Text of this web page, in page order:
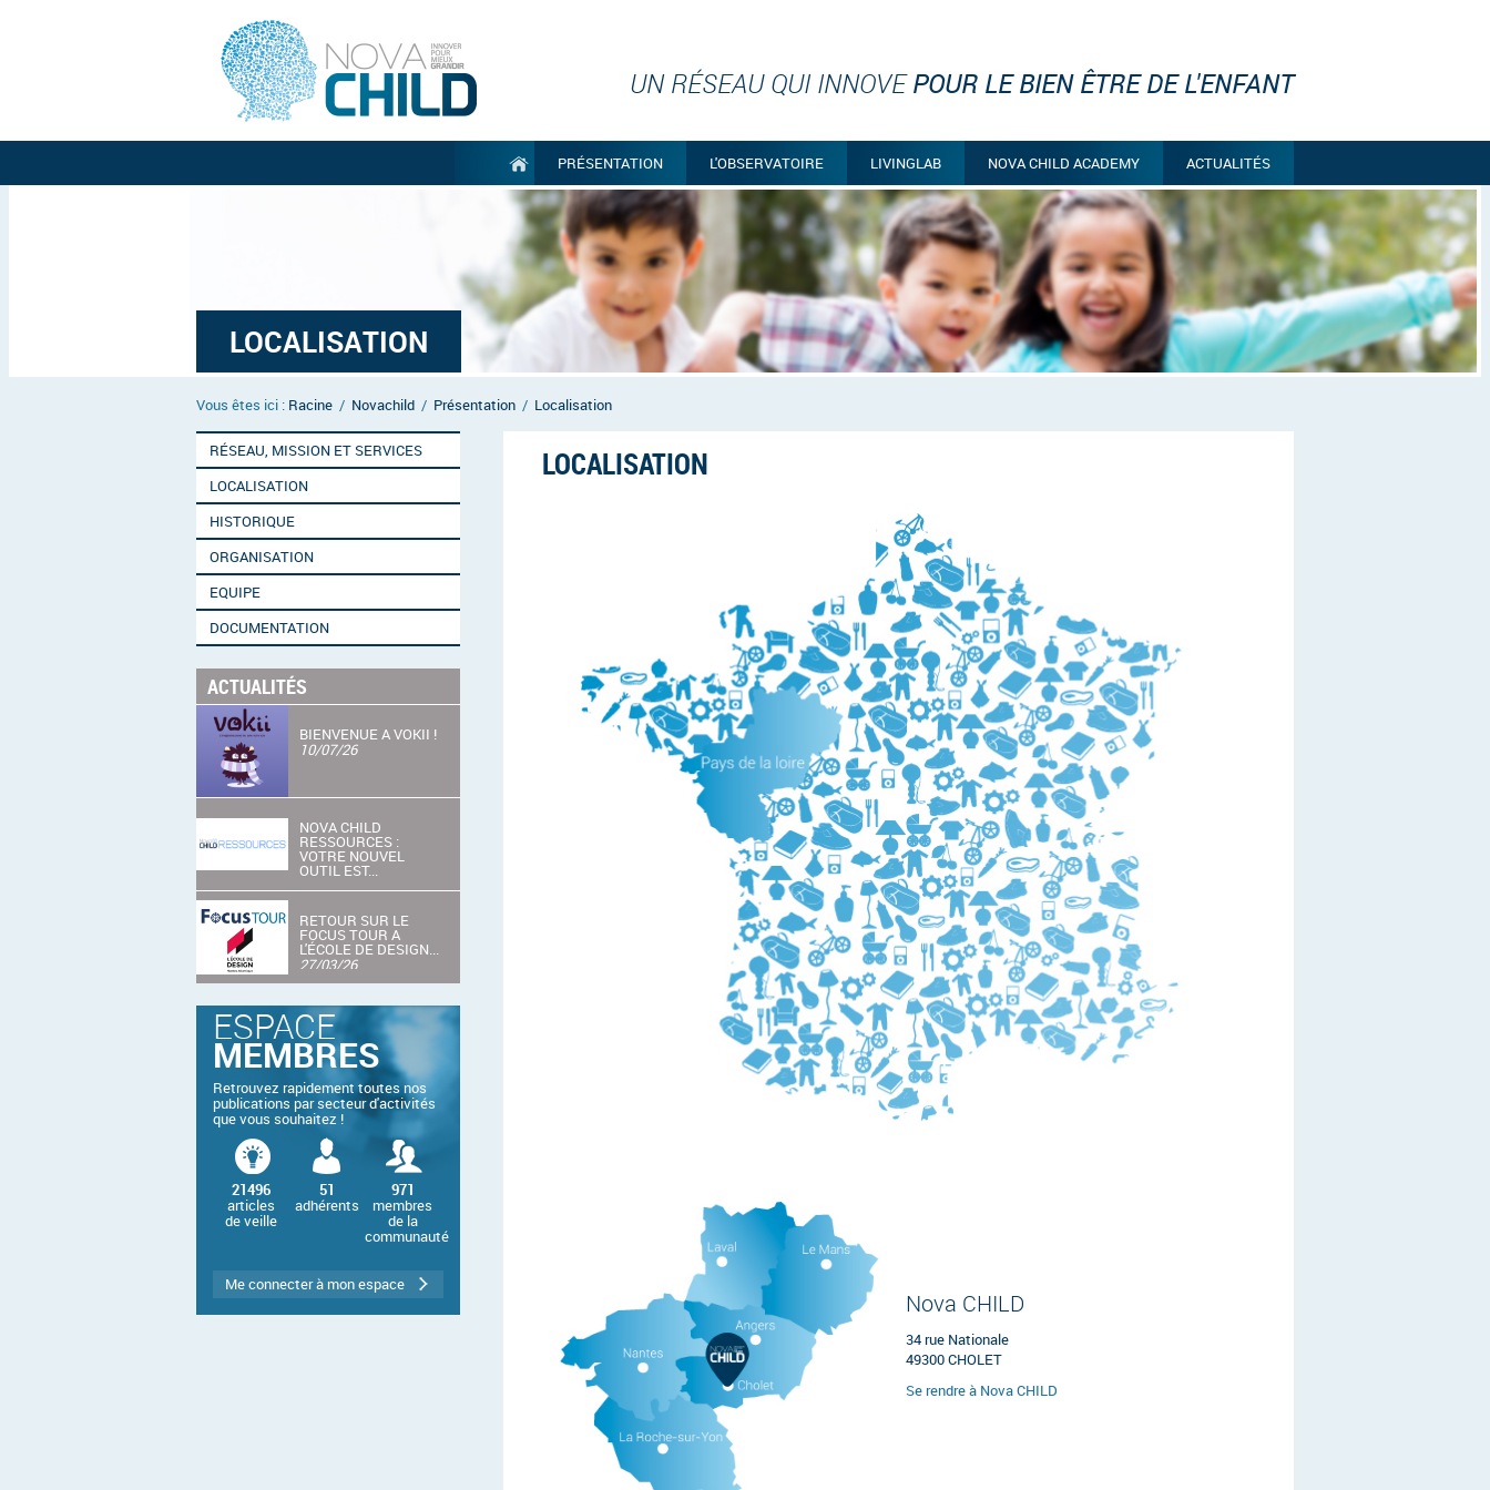
UN RÉSEAU QUI INNOVEPOUR LE BIEN ÊTRE DE L'ENFANT
PRÉSENTATION L'OBSERVATOIRE LIVINGLAB NOVA CHILD ACADEMY ACTUALITÉS
LOCALISATION
Vous êtes ici : Racine / Novachild / Présentation / Localisation
LOCALISATION
Nova CHILD
34 rue Nationale
49300 CHOLET
Se rendre à Nova CHILD
RÉSEAU, MISSION ET SERVICES
LOCALISATION
HISTORIQUE
ORGANISATION
EQUIPE
DOCUMENTATION
ACTUALITÉS
BIENVENUE A VOKII !
10/07/26
NOVA CHILD
RESSOURCES :
VOTRE NOUVEL
OUTIL EST...
06/07/26
RETOUR SUR LE
FOCUS TOUR A
L'ÉCOLE DE DESIGN...
27/03/26
ESPACE
MEMBRES
Retrouvez rapidement toutes nos
publications par secteur d'activités
que vous souhaitez !
21496
articles
de veille
51
adhérents
971
membres
de la
communauté
Me connecter à mon espace